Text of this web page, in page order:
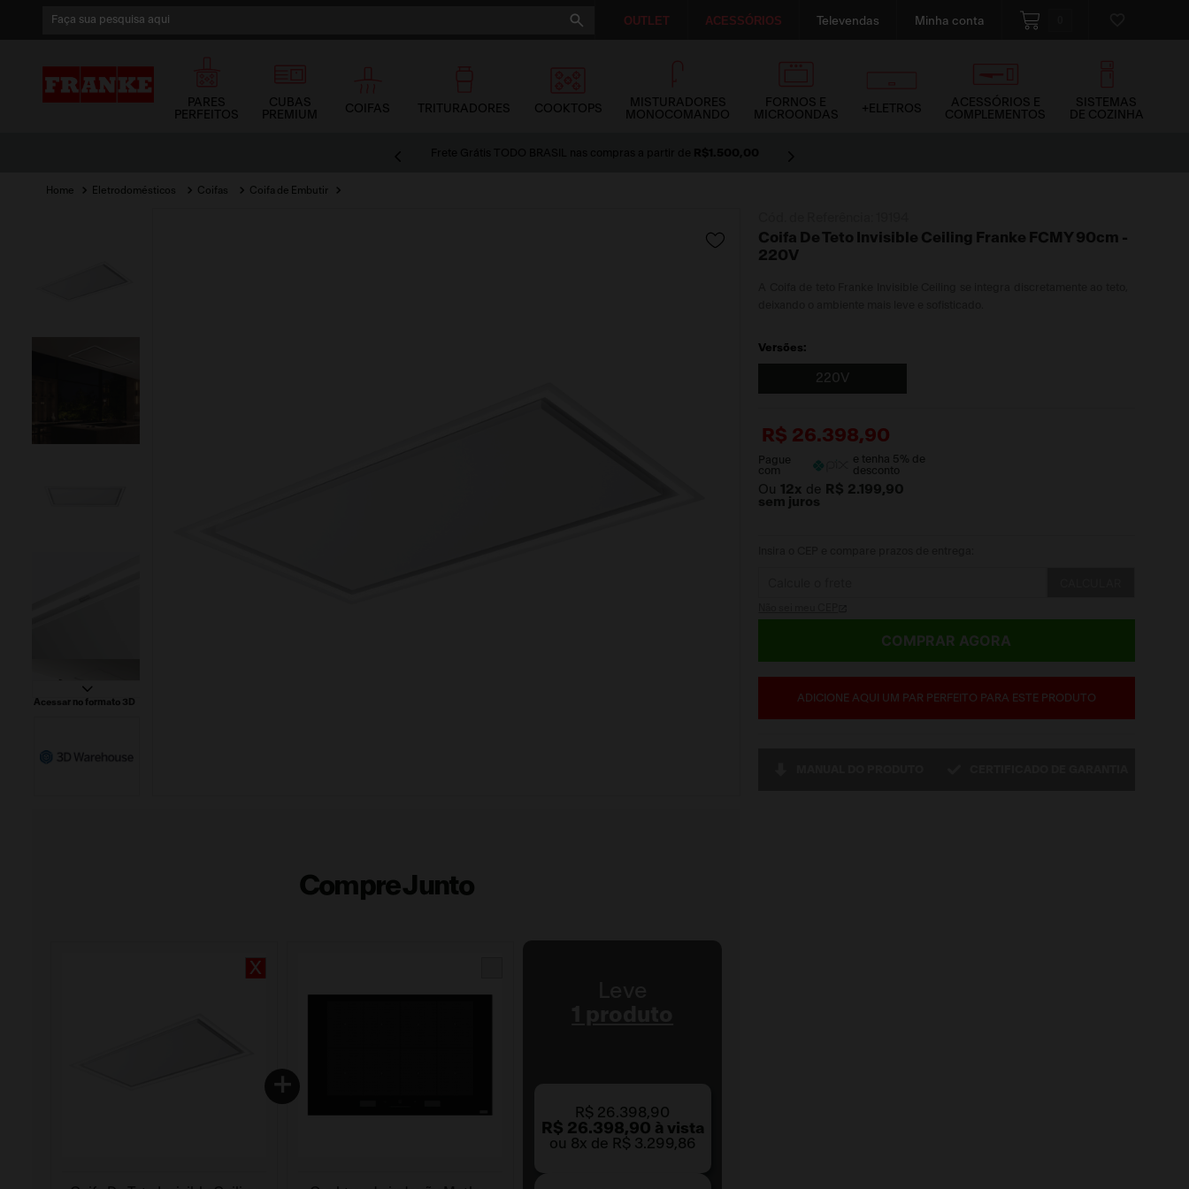
Faça sua pesquisa aqui
OUTLET ACESSÓRIOS Televendas Minha conta
PARES
PERFEITOS
CUBAS
PREMIUM
COIFAS TRITURADORES COOKTOPS
MISTURADORES
MONOCOMANDO
FORNOS E
MICROONDAS
+ELETROS
ACESSÓRIOS E
COMPLEMENTOS
SISTEMAS
DE COZINHA
Eletrodomésticos Coifas Coifa de Embutir
Acessar no formato 3D
Compre Junto
R$ 26.398,90
R$ 26.398,90 à vista
ou 8x de R$ 3.299,86
Coifa De Teto Invisible Ceiling Franke FCMY 90cm -
220V
Versões:
220V
R$ 26.398,90
Pague
com
e tenha 5 % de
desconto
Ou 12x de
R$ 2.199,90
sem juros
COMPRAR AGORA
ADICIONE AQUI UM PAR PERFEITO PARA ESTE PRODUTO
º cuba dupla